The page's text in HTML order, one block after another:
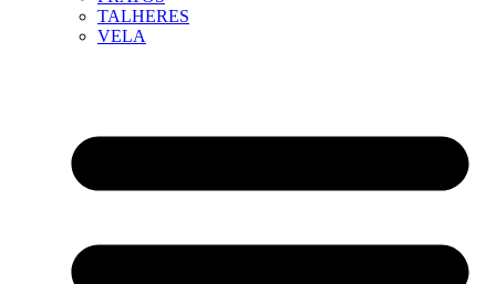
TALHERES
VELA